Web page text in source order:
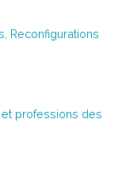
Reconfigurations
professions des